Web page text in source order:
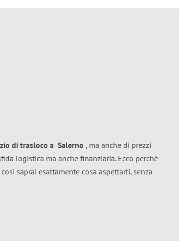
di trasloco a Salerno , ma anche di prezzi
logistica ma anche finanziaria. Ecco perché
così saprai esattamente cosa aspettarti, senza